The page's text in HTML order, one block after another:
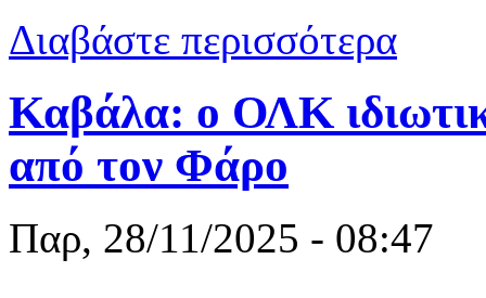
Διαβάστε περισσότερα
Καβάλα: ο ΟΛΚ
από τον Φάρο
Παρ, 28/11/2025 - 08:47